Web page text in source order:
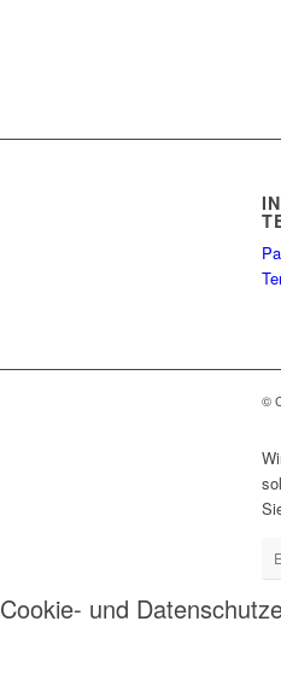
©
Cookie- und